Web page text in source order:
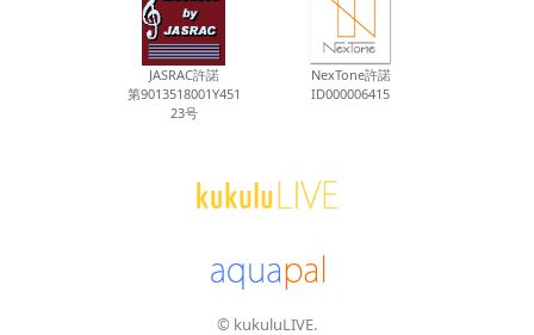
JASRAC許諾
第9013518001Y451
23号
NexTone許諾
ID000006415
© kukuluLIVE.